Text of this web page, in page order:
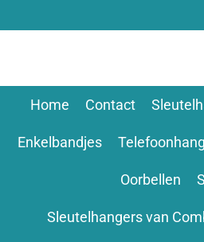
direct
hoofdinhoud
Home Contact
Enkelbandjes
Oorbellen
Sleutelhangers van